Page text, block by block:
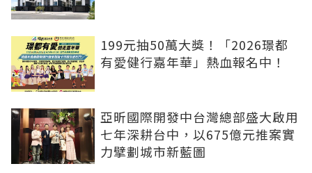
199元抽50萬大獎！「2026璟都
有愛健行嘉年華」熱血報名中！
亞昕國際開發中台灣總部盛大啟用
七年深耕台中，以675億元推案實
力擘劃城市新藍圖